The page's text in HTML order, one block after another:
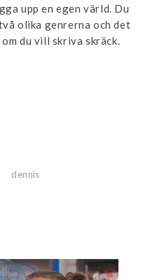
upp en egen värld. Du
olika genrerna och det
du vill skriva skräck.
dennis